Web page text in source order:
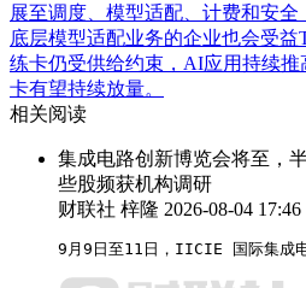
展至调度、模型适配、计费和安
底层模型适配业务的企业也会受
练卡仍受供给约束，AI应用持续推
卡有望持续放量。
相关阅读
集成电路创新博览会将至，
些股频获机构调研
财联社 梓隆 2026-08-04 17:46
9月9日至11日，IICIE 国际集成电